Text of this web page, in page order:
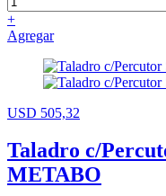
+
Agregar
USD 505,32
Taladro c/
METABO